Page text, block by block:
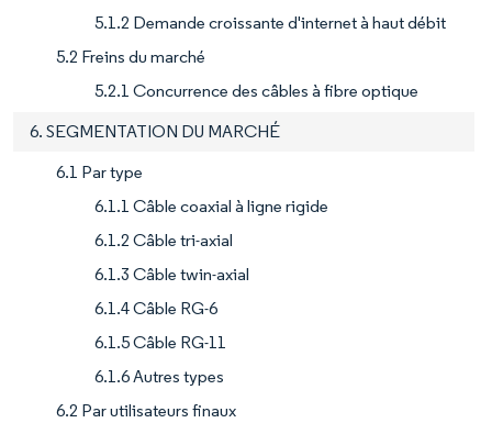
5.1.2 Demande croissante d'internet à haut débit
5.2 Freins du marché
5.2.1 Concurrence des câbles à fibre optique
6. SEGMENTATION DU MARCHÉ
6.1 Par type
6.1.1 Câble coaxial à ligne rigide
6.1.2 Câble tri-axial
6.1.3 Câble twin-axial
6.1.4 Câble RG-6
6.1.5 Câble RG-11
6.1.6 Autres types
6.2 Par utilisateurs finaux